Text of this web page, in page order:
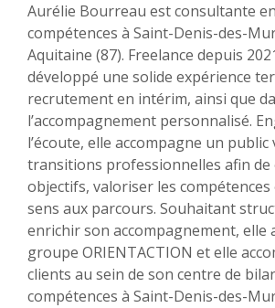
Aurélie Bourreau est consultante
compétences à Saint-Denis-des-
Aquitaine (87). Freelance depuis
développé une solide expérience
recrutement en intérim, ainsi que
l’accompagnement personnalisé.
l’écoute, elle accompagne un public
transitions professionnelles afin de
objectifs, valoriser les
sens aux parcours. Souhaitant
enrichir son accompagnement, elle
groupe ORIENTACTION et elle
clients au sein de son centre de
compétences à Saint-Denis-des-